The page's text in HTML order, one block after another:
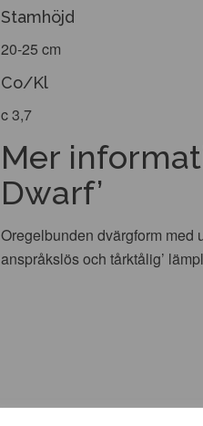
Stamhöjd
20-25 cm
Co/Kl
c 3,7
Mer
Dwarf’
Oregelbunden dvärgform med
anspråkslös och tårktålig’